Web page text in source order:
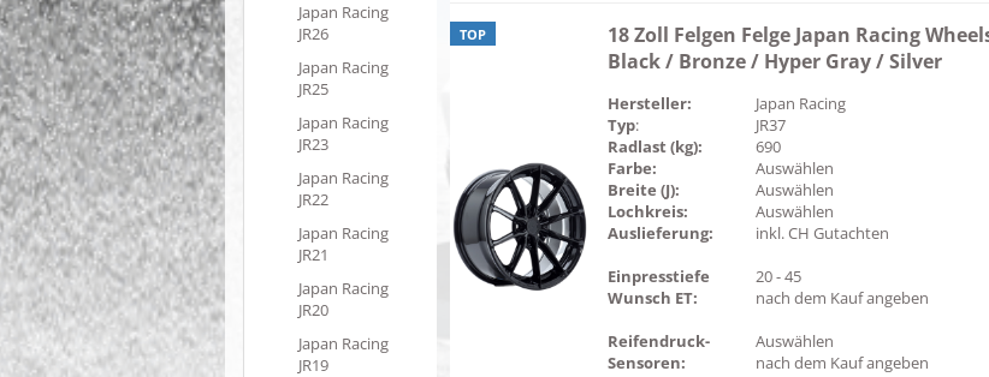
TOP
18 Zoll Felgen Felge Japan Racing
Black / Bronze / Hyper Gray / Silver
Hersteller:
Japan Racing
Typ:
JR37
Radlast (kg):
690
Farbe:
Auswählen
Breite (J):
Auswählen
Lochkreis:
Auswählen
Auslieferung:
inkl. CH Gutachten
Einpresstiefe
Wunsch ET:
20 - 45
nach dem Kauf angeben
Reifendruck-
Sensoren:
Auswählen
nach dem Kauf angeben
Japan Racing
JR26
Japan Racing
JR25
Japan Racing
JR23
Japan Racing
JR22
Japan Racing
JR21
Japan Racing
JR20
Japan Racing
JR19